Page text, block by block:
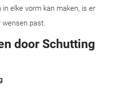
elke vorm kan maken, is er
wensen past.
door Schutting